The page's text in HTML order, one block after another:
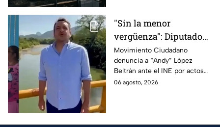
"Sin la menor
vergüenza": Diputado
Juan Zavala denuncia
ante el INE a Andy
López Beltrán por
campaña anticipada en
Movimiento Ciudadano
denuncia a “Andy” López
Beltrán ante el INE por actos
anticipados de campaña en
06 agosto, 2026